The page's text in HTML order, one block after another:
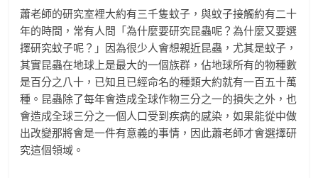
蕭老師的研究室裡大約有三千隻蚊子，與蚊子接觸約有二十
年的時間，常有人問「為什麼要研究昆蟲呢？為什麼又要選
擇研究蚊子呢？」因為很少人會想親近昆蟲，尤其是蚊子，
其實昆蟲在地球上是最大的一個族群，佔地球所有的物種數
是百分之八十，已知且已經命名的種類大約就有一百五十萬
種。昆蟲除了每年會造成全球作物三分之一的損失之外，也
會造成全球三分之一個人口受到疾病的感染，如果能從中做
出改變那將會是一件有意義的事情，因此蕭老師才會選擇研
究這個領域。